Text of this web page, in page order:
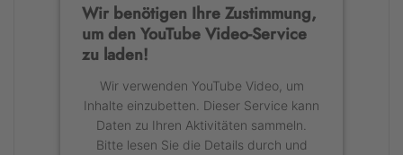
Wir benötigen Ihre Zustimmung,
um den YouTube Video-Service
zu laden!
Wir verwenden YouTube Video, um
Inhalte einzubetten. Dieser Service kann
Daten zu Ihren Aktivitäten sammeln.
Bitte lesen Sie die Details durch und